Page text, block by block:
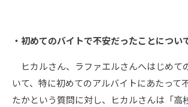
・初めてのバイトで不安だったことについ
ヒカルさん、ラファエルさんへはじめて
いて、特に初めてのアルバイトにあたって
たかという質問に対し、ヒカルさんは「高